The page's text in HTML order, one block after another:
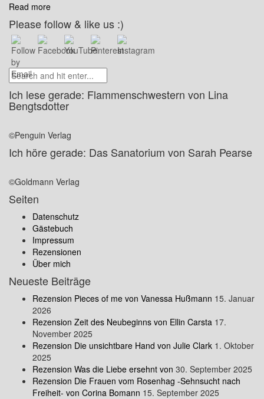
Read more
Please follow & like us :)
Ich lese gerade: Flammenschwestern von Lina
Bengtsdotter
©Penguin Verlag
Ich höre gerade: Das Sanatorium von Sarah Pearse
©Goldmann Verlag
Seiten
Datenschutz
Gästebuch
Impressum
Rezensionen
Über mich
Neueste Beiträge
Rezension Pieces of me von Vanessa Hußmann 15. Januar
2026
Rezension Zeit des Neubeginns von Ellin Carsta 17.
November 2025
Rezension Die unsichtbare Hand von Julie Clark 1. Oktober
2025
Rezension Was die Liebe ersehnt von 30. September 2025
Rezension Die Frauen vom Rosenhag -Sehnsucht nach
Freiheit- von Corina Bomann 15. September 2025